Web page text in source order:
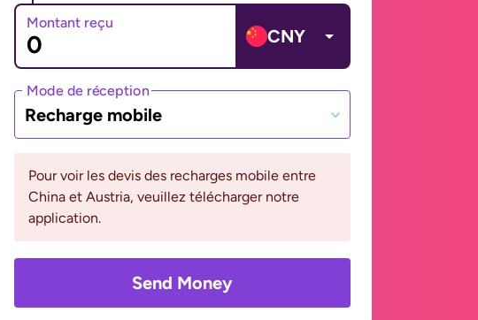
Montant reçu
CNY
Mode de réception
Recharge mobile
Pour voir les devis des recharges mobile entre
China et Austria, veuillez télécharger notre
application.
Send Money